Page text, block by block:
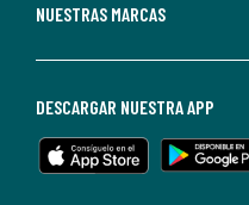
NUESTRAS MARCAS
DESCARGAR NUESTRA APP